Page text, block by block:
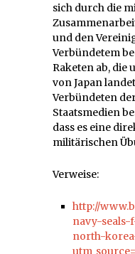
sich durch die
und den
Verbündetem
Raketen ab, die
von Japan
Verbündeten
Staatsmedien
dass es eine
militärischen
Verweise:
http://
navy-
north-